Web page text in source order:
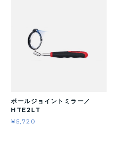
ボールジョイントミラー／
HTE2LT
¥5,720